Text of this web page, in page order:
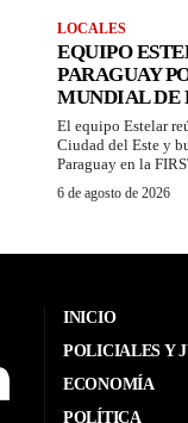
LOCALES
EQUIPO
PARAGUAY
MUNDIAL DE
El equipo Estelar
Ciudad del Este y
Paraguay en la
6 de agosto de 2026
INICIO
POLICIALES Y
ECONOMÍA
POLÍTICA